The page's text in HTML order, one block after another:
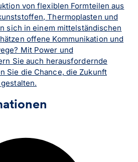
von flexiblen Formteilen aus
Thermoplasten und
sich in einem mittelständischen
offene Kommunikation und
Mit Power und
Sie auch herausfordernde
Sie die Chance, die Zukunft